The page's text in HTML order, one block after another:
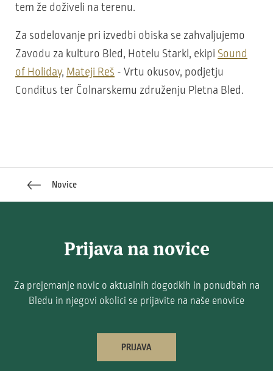
tem že doživeli na terenu.
Za sodelovanje pri izvedbi obiska se zahvaljujemo
Zavodu za kulturo Bled, Hotelu Starkl, ekipi Sound
of Holiday, Mateji Reš - Vrtu okusov, podjetju
Conditus ter Čolnarskemu združenju Pletna Bled.
Novice
Prijava na novice
Za prejemanje novic o aktualnih dogodkih in ponudbah na
Bledu in njegovi okolici se prijavite na naše enovice
PRIJAVA